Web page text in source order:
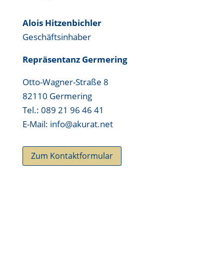
Alois Hitzenbichler
Geschäftsinhaber
Repräsentanz Germering
Otto-Wagner-Straße 8
82110 Germering
Tel.: 089 21 96 46 41
E-Mail: info@akurat.net
Zum Kontaktformular